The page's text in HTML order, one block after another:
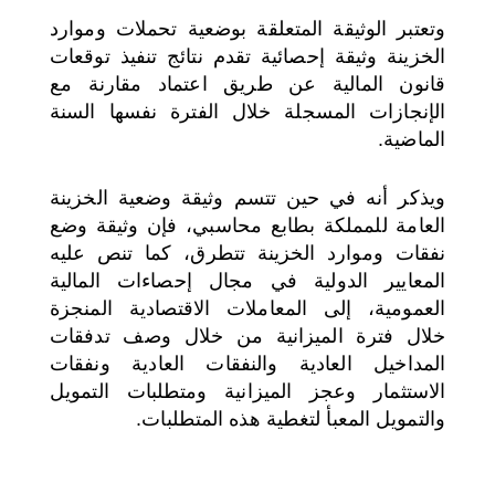
وتعتبر الوثيقة المتعلقة بوضعية تحملات وموارد
الخزينة وثيقة إحصائية تقدم نتائج تنفيذ توقعات
قانون المالية عن طريق اعتماد مقارنة مع
الإنجازات المسجلة خلال الفترة نفسها السنة
الماضية.
ويذكر أنه في حين تتسم وثيقة وضعية الخزينة
العامة للمملكة بطابع محاسبي، فإن وثيقة وضع
نفقات وموارد الخزينة تتطرق، كما تنص عليه
المعايير الدولية في مجال إحصاءات المالية
العمومية، إلى المعاملات الاقتصادية المنجزة
خلال فترة الميزانية من خلال وصف تدفقات
المداخيل العادية والنفقات العادية ونفقات
الاستثمار وعجز الميزانية ومتطلبات التمويل
والتمويل المعبأ لتغطية هذه المتطلبات.